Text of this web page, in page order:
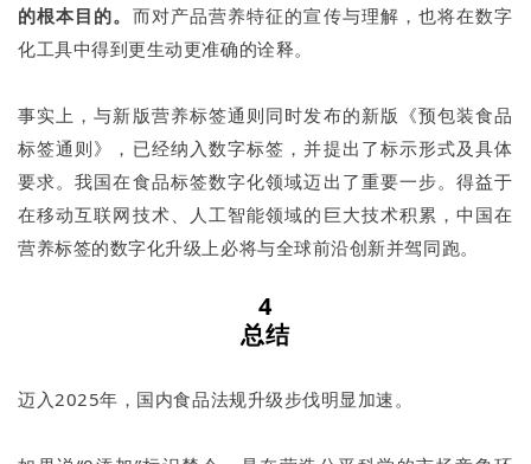
的根本目的。 而对产品营养特征的宣传与理解，也将在数字
化工具中得到更生动更准确的诠释。
事实上，与新版营养标签通则同时发布的新版《预包装食品
标签通则》，已经纳入数字标签，并提出了标示形式及具体
要求。我国在食品标签数字化领域迈出了重要一步。得益于
在移动互联网技术、人工智能领域的巨大技术积累，中国在
营养标签的数字化升级上必将与全球前沿创新并驾同跑。
4
总结
迈入2025年，国内食品法规升级步伐明显加速。